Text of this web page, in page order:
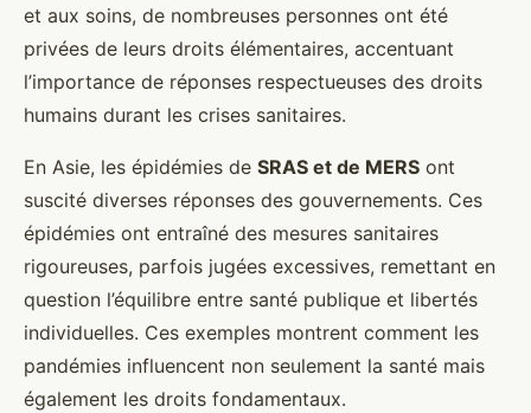
et aux soins, de nombreuses personnes ont été
privées de leurs droits élémentaires, accentuant
l’importance de réponses respectueuses des droits
humains durant les crises sanitaires.
En Asie, les épidémies de SRAS et de MERS ont
suscité diverses réponses des gouvernements. Ces
épidémies ont entraîné des mesures sanitaires
rigoureuses, parfois jugées excessives, remettant en
question l’équilibre entre santé publique et libertés
individuelles. Ces exemples montrent comment les
pandémies influencent non seulement la santé mais
également les droits fondamentaux.